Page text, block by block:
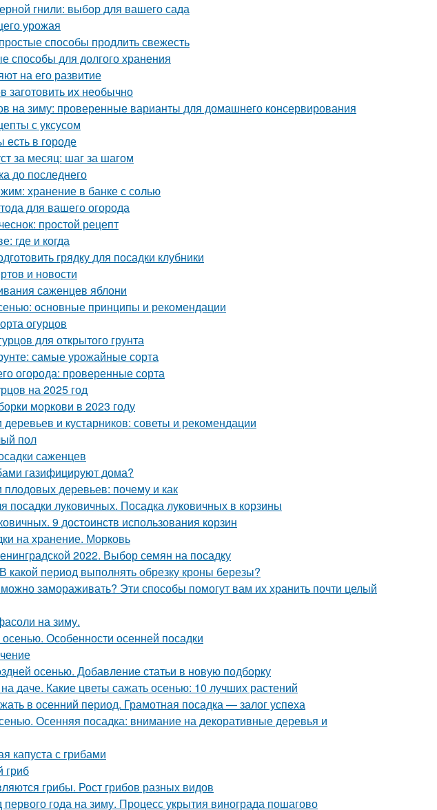
гнили: выбор для вашего сада
урожая
способы продлить свежесть
способы для долгого хранения
на его развитие
заготовить их необычно
на зиму: проверенные варианты для домашнего консервирования
с уксусом
есть в городе
за месяц: шаг за шагом
до последнего
хранение в банке с солью
для вашего огорода
простой рецепт
где и когда
грядку для посадки клубники
и новости
саженцев яблони
основные принципы и рекомендации
огурцов
для открытого грунта
самые урожайные сорта
огорода: проверенные сорта
на 2025 год
моркови в 2023 году
и кустарников: советы и рекомендации
пол
саженцев
газифицируют дома?
деревьев: почему и как
посадки луковичных. Посадка луковичных в корзины
9 достоинств использования корзин
на хранение. Морковь
2022. Выбор семян на посадку
период выполнять обрезку кроны березы?
замораживать? Эти способы помогут вам их хранить почти целый
на зиму.
Особенности осенней посадки
осенью. Добавление статьи в новую подборку
даче. Какие цветы сажать осенью: 10 лучших растений
в осенний период. Грамотная посадка — залог успеха
Осенняя посадка: внимание на декоративные деревья и
капуста с грибами
гриб
грибы. Рост грибов разных видов
года на зиму. Процесс укрытия винограда пошагово